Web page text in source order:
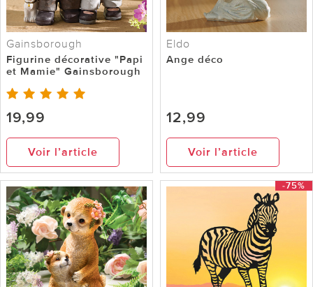
Gainsborough
Figurine décorative "Papi
et Mamie" Gainsborough
19,99
Voir l’article
Eldo
Ange déco
12,99
Voir l’article
-75%